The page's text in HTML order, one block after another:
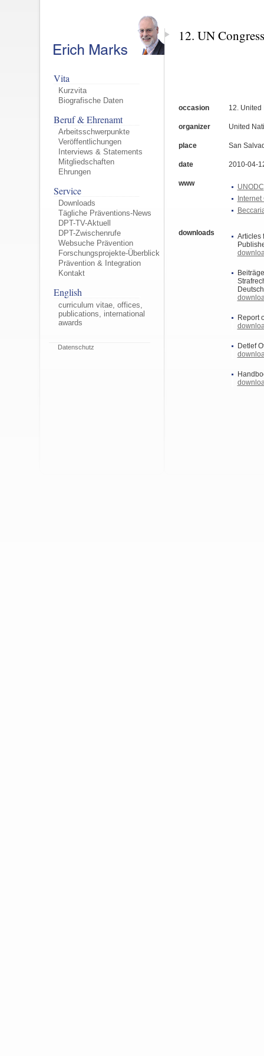
Vita
Kurzvita
Biografische Daten
Beruf & Ehrenamt
Arbeitsschwerpunkte
Veröffentlichungen
Interviews & Statements
Mitgliedschaften
Ehrungen
Service
Downloads
Tägliche Präventions-News
DPT-TV-Aktuell
DPT-Zwischenrufe
Websuche Prävention
Forschungsprojekte-Überblick
Prävention & Integration
Kontakt
English
curriculum vitae, offices,
publications, international
awards
Datenschutz
12. UN
occasion 12. United
organizer United
place San
date 2010-04-
www
UNODC
Internet
downloads
Articles
Report
Detlef